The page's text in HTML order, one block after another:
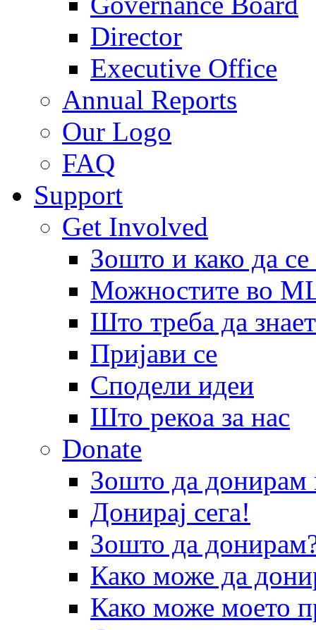
Director
Executive Office
Annual Reports
Our Logo
FAQ
Support
Get Involved
Зошто и како да
Можностите во
Што треба да
Пријави се
Сподели идеи
Што рекоа за нас
Donate
Зошто да
Донирај сега!
Зошто да
Како може да
Како може моето